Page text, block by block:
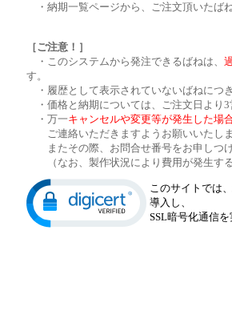
・納期一覧ページから、ご注文頂いたば
［ご注意！］
・このシステムから発注できるばねは、
す。
・履歴として表示されていないばねにつ
・価格と納期については、ご注文日より3
・万一キャンセルや変更等が発生した場
ご連絡いただきますようお願いいたしま
またその際、お問合せ番号をお申しつけ
（なお、製作状況により費用が発生する
このサイトでは
導入し、
SSL暗号化通信を